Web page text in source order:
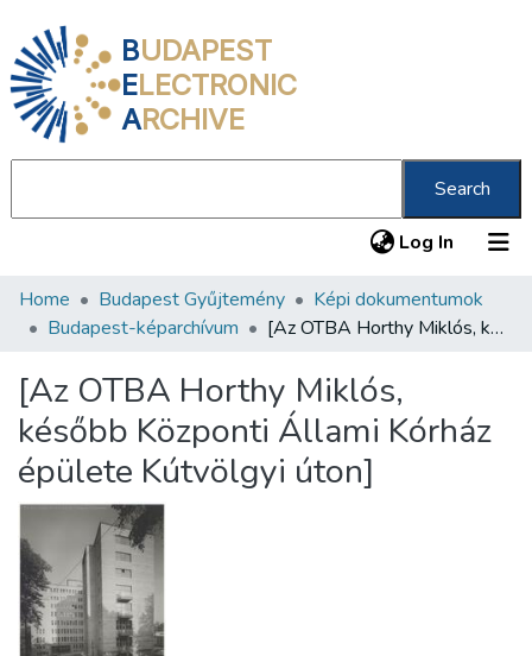
BUDAPEST
ELECTRONIC
ARCHIVE
Search
Log In (current)
Communities & Collections
Statistics
About us
Home Budapest Gyűjtemény
Képi dokumentumok
Budapest-képarchívum
[Az OTBA Horthy Miklós, később Központi Állami Kórház épülete Kútvölgyi úton]
[Az OTBA Horthy Miklós,
később Központi Állami Kórház
épülete Kútvölgyi úton]